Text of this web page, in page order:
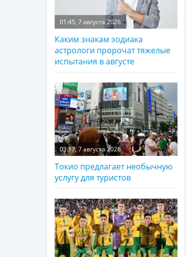
01:45, 7 августа 2026
Каким знакам зодиака
астрологи пророчат тяжелые
испытания в августе
03:17, 7 августа 2026
Токио предлагает необычную
услугу для туристов